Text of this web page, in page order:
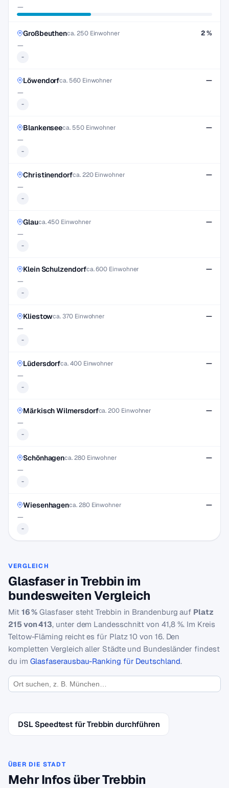
—
Großbeuthenca. 250 Einwohner
-
—
2 %
Löwendorfca. 560 Einwohner
-
—
—
Blankenseeca. 550 Einwohner
-
—
—
Christinendorfca. 220 Einwohner
-
—
—
Glauca. 450 Einwohner
-
—
—
Klein Schulzendorfca. 600 Einwohner
-
—
—
Kliestowca. 370 Einwohner
-
—
—
Lüdersdorfca. 400 Einwohner
-
—
—
Märkisch Wilmersdorfca. 200 Einwohner
-
—
—
Schönhagenca. 280 Einwohner
-
—
—
Wiesenhagenca. 280 Einwohner
-
—
—
VERGLEICH
Glasfaser in Trebbin im
bundesweiten Vergleich
Mit 16 % Glasfaser steht Trebbin in Brandenburg auf Platz
215 von 413, unter dem Landesschnitt von 41,8 %. Im Kreis
Teltow-Fläming reicht es für Platz 10 von 16. Den
kompletten Vergleich aller Städte und Bundesländer findest
du im Glasfaserausbau-Ranking für Deutschland.
DSL Speedtest für Trebbin durchführen
ÜBER DIE STADT
Mehr Infos über Trebbin